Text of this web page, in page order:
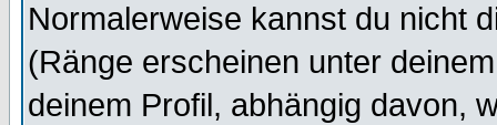
Normalerweise kannst du nicht
(Ränge erscheinen unter
deinem Profil, abhängig davon,